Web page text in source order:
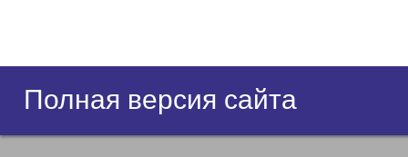
Полная версия сайта